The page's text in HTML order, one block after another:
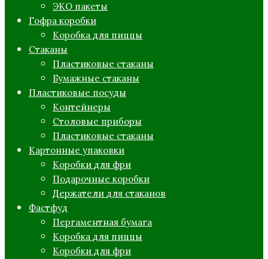
ЭКО пакеты
Гофра коробки
Коробка для пиццы
Стаканы
Пластиковые стаканы
Бумажные стаканы
Пластиковые посуды
Контейнеры
Столовые приборы
Пластиковые стаканы
Картонные упаковки
Коробки для фри
Подарочные коробки
Держатели для стаканов
Фастфуд
Пергаментная бумага
Коробка для пиццы
Коробки для фри